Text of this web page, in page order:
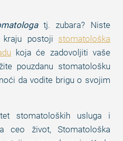
tj. zubara? Niste
postoji stomatološka
koja će zadovoljiti vaše
pouzdanu stomatološku
da vodite brigu o svojim
stomatoloških usluga i
ceo život, Stomatološka